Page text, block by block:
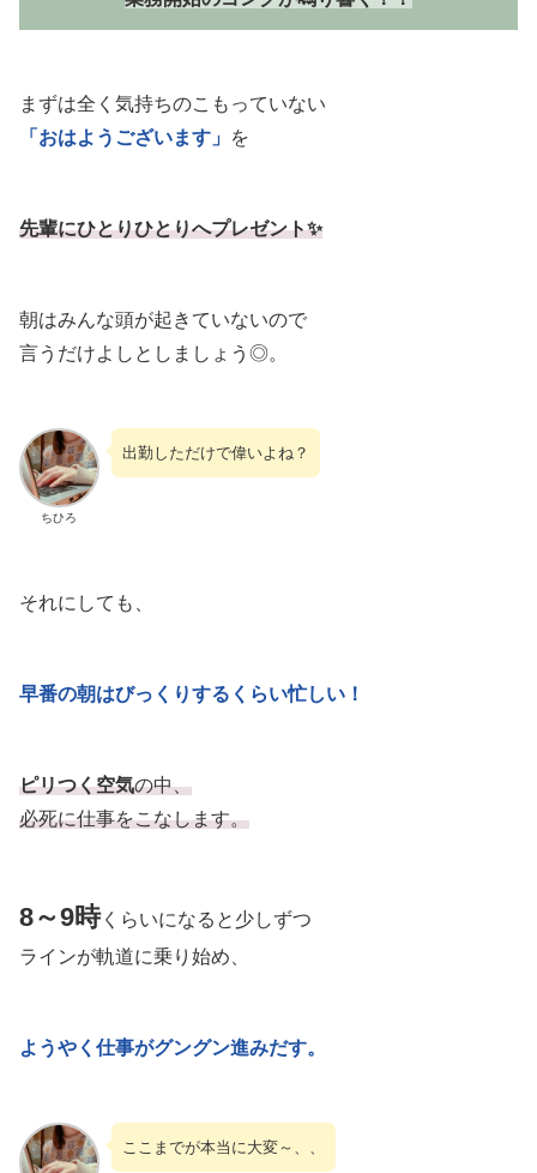
まずは全く気持ちのこもっていない
「おはようございます」 を
先輩にひとりひとりへプレゼント✨
朝はみんな頭が起きていないので
言うだけよしとしましょう◎。
ちひろ
出勤しただけで偉いよね？
それにしても、
早番の朝はびっくりするくらい忙しい！
ピリつく空気の中、
必死に仕事をこなします。
8～9時くらいになると少しずつ
ラインが軌道に乗り始め、
ようやく仕事がグングン進みだす。
ここまでが本当に大変～、、